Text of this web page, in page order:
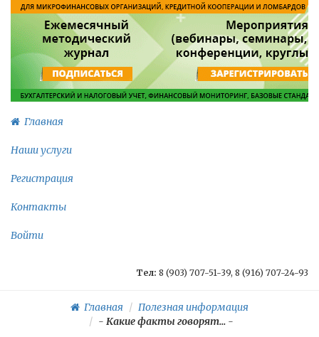
Главная
Наши услуги
Регистрация
Контакты
Войти
Тел: 8 (903) 707-51-39, 8 (916) 707-24-93
Главная
Полезная информация
- Какие факты говорят... -